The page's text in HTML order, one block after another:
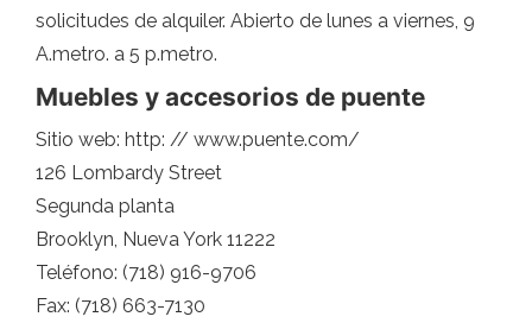
solicitudes de alquiler. Abierto de lunes a viernes, 9
A.metro. a 5 p.metro.
Muebles y accesorios de puente
Sitio web: http: // www.puente.com/
126 Lombardy Street
Segunda planta
Brooklyn, Nueva York 11222
Teléfono: (718) 916-9706
Fax: (718) 663-7130